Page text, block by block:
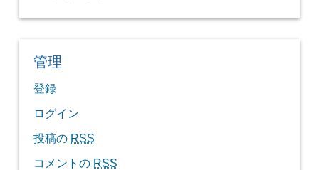
管理
登録
ログイン
投稿の RSS
コメントの RSS